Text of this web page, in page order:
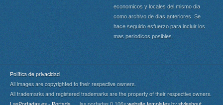
economicos y locales del mismo dia
como archivo de dias anteriores. Se
hace seguido esfuerzo para incluir los
mas periodicos posibles.
Política de privacidad
All images are copyrighted to their respective owners.
All trademarks and registered trademarks are the property of their respective owners.